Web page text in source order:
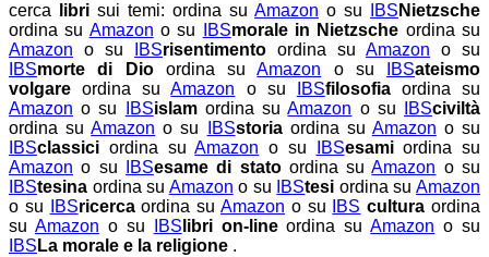
cerca libri sui temi: ordina su Amazon o su IBS Nietzsche
ordina su Amazon o su IBSmorale in Nietzsche ordina su
Amazon o su IBSrisentimento ordina su Amazon o su
IBSmorte di Dio ordina suAmazon o su IBSateismo
volgare ordina suAmazon o su IBSfilosofia
ordina su
Amazon o su IBSislam ordina suAmazon o su IBSciviltà
ordina suAmazon o su IBSstoria ordina su Amazon o su
IBSclassici ordina suAmazon o su IBSesami ordina su
Amazon o su IBSesame di stato ordina suAmazon o su
IBStesina ordina su Amazon o su IBStesi ordina suAmazon
o su
IBSricerca ordina suAmazon o su IBS cultura ordina
su Amazon o su IBS libri on-line ordina suAmazon o su
IBS La morale e la religione .